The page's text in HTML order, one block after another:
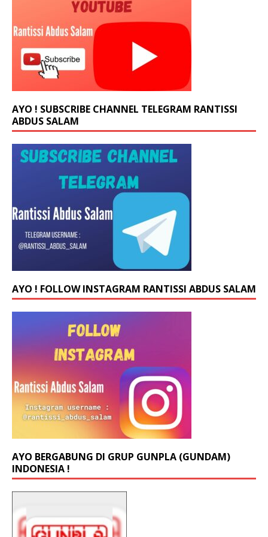
AYO ! SUBSCRIBE CHANNEL TELEGRAM RANTISSI
ABDUS SALAM
AYO ! FOLLOW INSTAGRAM RANTISSI ABDUS SALAM
AYO BERGABUNG DI GRUP GUNPLA (GUNDAM)
INDONESIA !